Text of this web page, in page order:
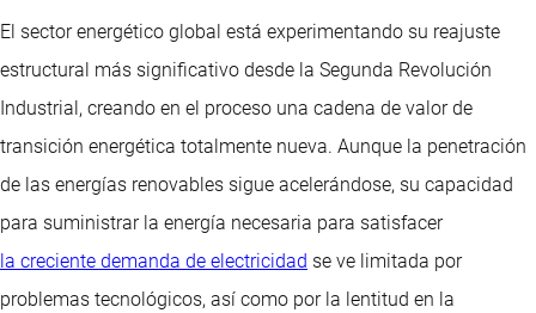
El sector energético global está experimentando su reajuste
estructural más significativo desde la Segunda Revolución
Industrial, creando en el proceso una cadena de valor de
transición energética totalmente nueva. Aunque la penetración
de las energías renovables sigue acelerándose, su capacidad
para suministrar la energía necesaria para satisfacer
la creciente demanda de electricidad se ve limitada por
problemas tecnológicos, así como por la lentitud en la